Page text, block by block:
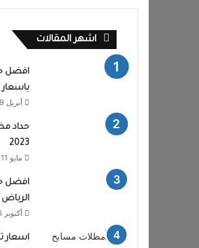
اشهر المقالات
افضل
أبريل 29, 2023
حداد
2023
مايو 11, 2023
افضل
الرياض
أكتوبر 6, 2023
اسعار